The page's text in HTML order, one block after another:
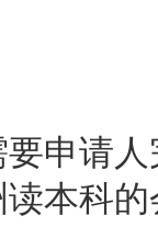
申请
本科